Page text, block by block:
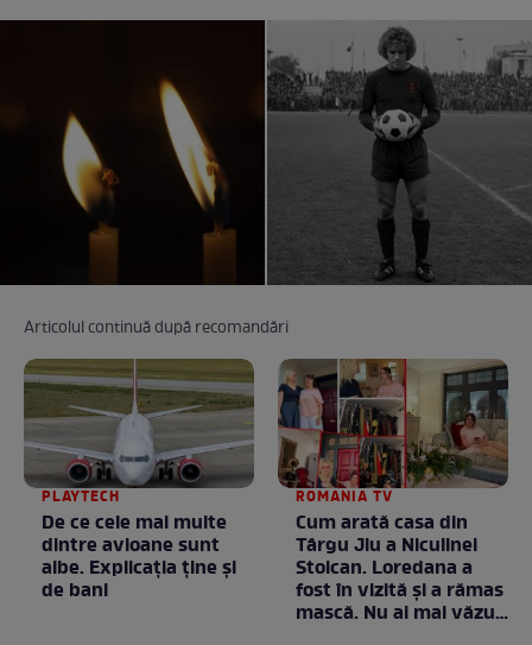
Articolul continuă după recomandări
PLAYTECH
De ce cele mai multe
dintre avioane sunt
albe. Explicația ține și
de bani
ROMANIA TV
Cum arată casa din
Târgu Jiu a Niculinei
Stoican. Loredana a
fost în vizită și a rămas
mască. Nu ai mai văzut